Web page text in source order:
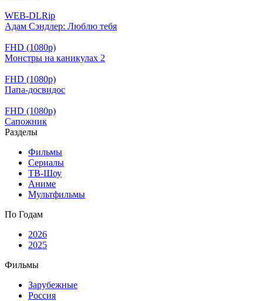
WEB-DLRip
Адам Сэндлер: Люблю тебя
FHD (1080p)
Монстры на каникулах 2
FHD (1080p)
Папа-досвидос
FHD (1080p)
Сапожник
Разделы
Фильмы
Сериалы
ТВ-Шоу
Аниме
Мультфильмы
По Годам
2026
2025
Фильмы
Зарубежные
Россия